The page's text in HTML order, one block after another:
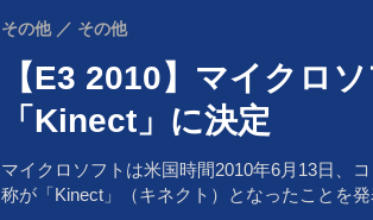
【E3 2010】マイクロ
「Kinect」に決定
マイクロソフトは米国時間2010年6月13日、
称が「Kinect」（キネクト）となったことを発
その他 その他